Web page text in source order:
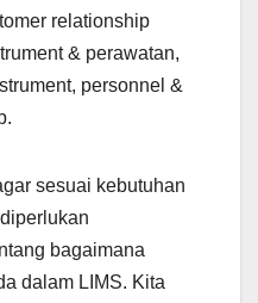
relationship
& perawatan,
personnel &
sesuai kebutuhan
bagaimana
dalam LIMS. Kita